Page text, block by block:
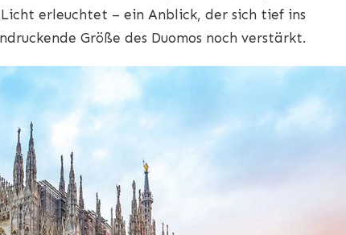
erleuchtet – ein Anblick, der sich tief ins
Größe des Duomos noch verstärkt.